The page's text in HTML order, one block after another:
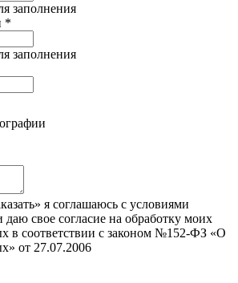
заполнения
*
заполнения
я соглашаюсь с условиями
даю свое согласие на обработку моих
в соответствии с законом №152-ФЗ «О
от 27.07.2006